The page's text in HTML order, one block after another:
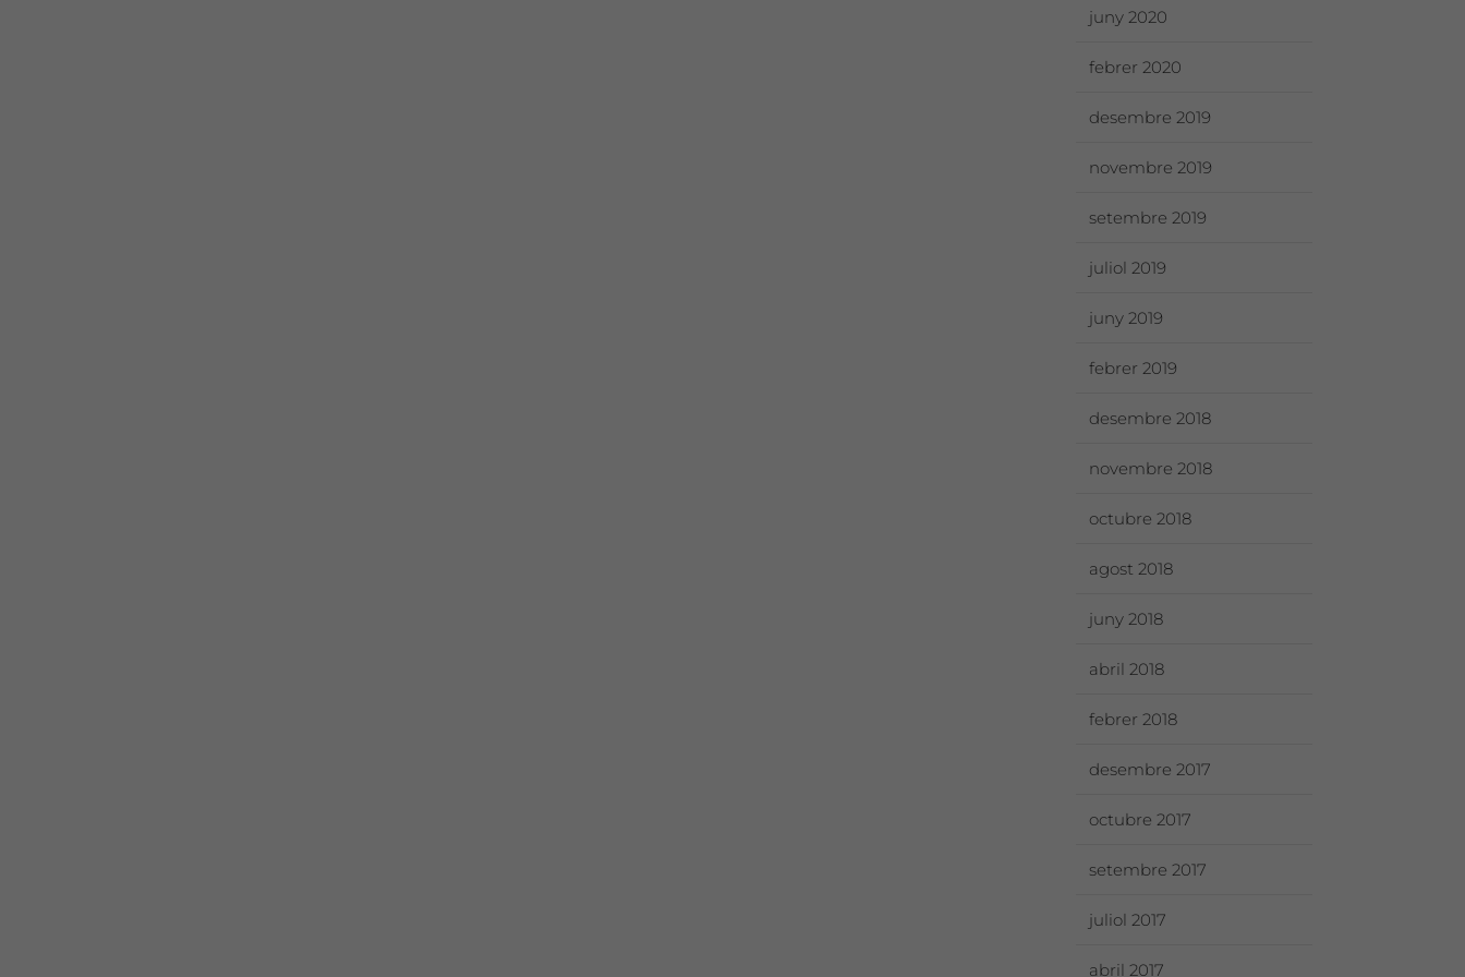
juny 2020
febrer 2020
desembre 2019
novembre 2019
setembre 2019
juliol 2019
juny 2019
febrer 2019
desembre 2018
novembre 2018
octubre 2018
agost 2018
juny 2018
abril 2018
febrer 2018
desembre 2017
octubre 2017
setembre 2017
juliol 2017
abril 2017